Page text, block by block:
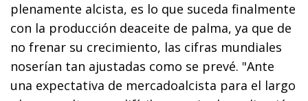
plenamente alcista, es lo que suceda finalmente
con la producción deaceite de palma, ya que de
no frenar su crecimiento, las cifras mundiales
noserían tan ajustadas como se prevé. "Ante
una expectativa de mercadoalcista para el largo